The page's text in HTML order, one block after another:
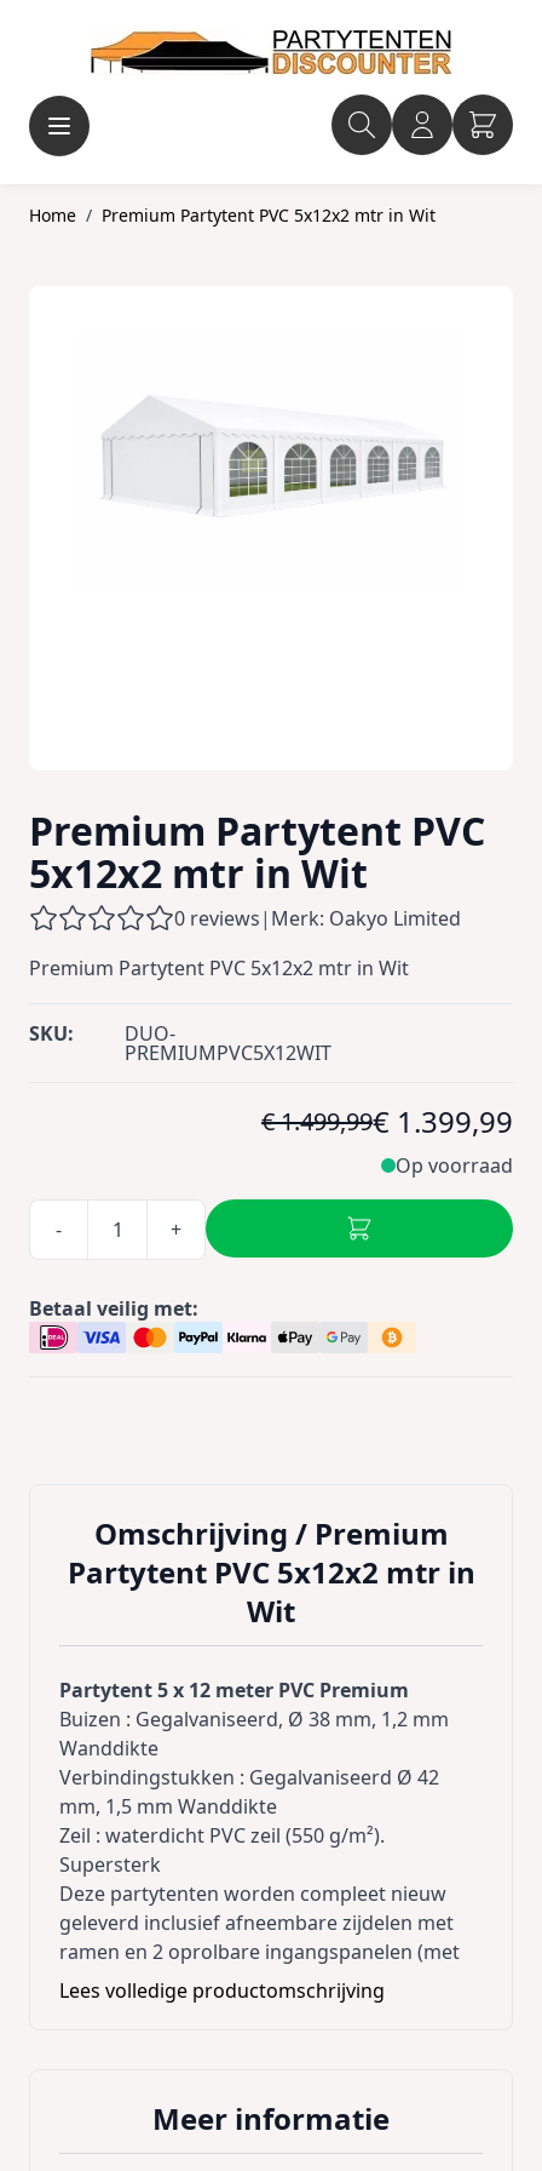
Home / Premium Partytent PVC 5x12x2 mtr in Wit
Premium Partytent PVC
5x12x2 mtr in Wit
0 reviews| Merk: Oakyo Limited
Premium Partytent PVC 5x12x2 mtr in Wit
SKU: DUO-
PREMIUMPVC5X12WIT
€ 1.499,99€ 1.399,99
Op voorraad
- +
Betaal veilig met:
Omschrijving / Premium
Partytent PVC 5x12x2 mtr in
Wit
Partytent 5 x 12 meter PVC Premium
Buizen : Gegalvaniseerd, Ø 38 mm, 1,2 mm
Wanddikte
Verbindingstukken : Gegalvaniseerd Ø 42
mm, 1,5 mm Wanddikte
Zeil : waterdicht PVC zeil (550 g/m²).
Supersterk
Deze partytenten worden compleet nieuw
geleverd inclusief afneembare zijdelen met
ramen en 2 oprolbare ingangspanelen (met
rits) en met alle bevestigingsmaterialen.
sterker dan gestikte naden
Al de zijzeilen beschikken over tochtflappen /
Lees volledige productomschrijving
Meer informatie